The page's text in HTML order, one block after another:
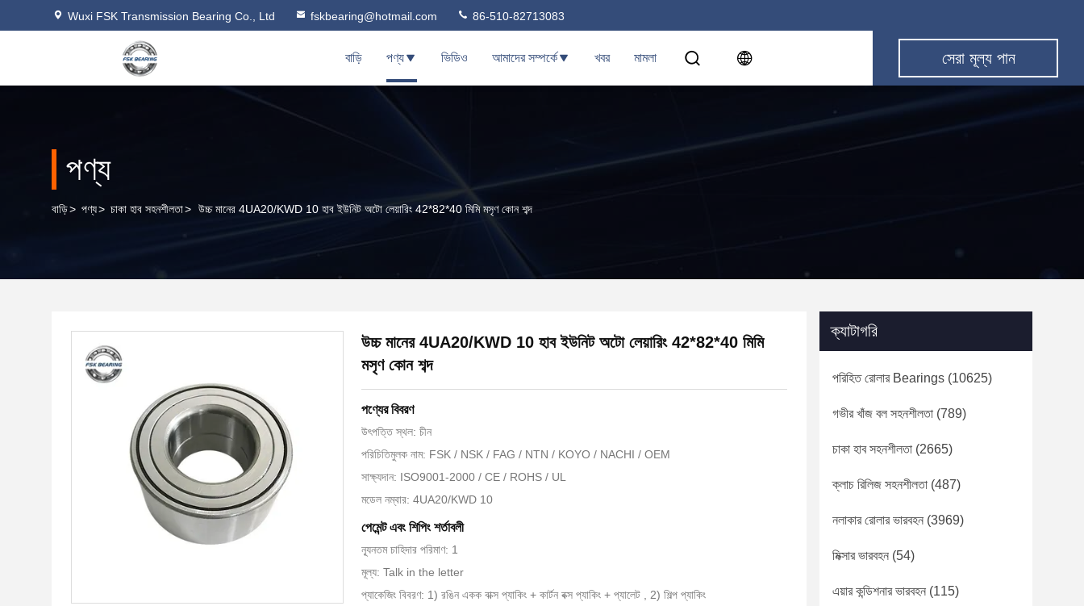
Wuxi FSK Transmission Bearing Co., Ltd fskbearing@hotmail.com 86-510-82713083
বাড়ি পণ্য ভিডিও আমাদের সম্পর্কে খবর মামলা সেরা মূল্য পান
পণ্য
বাড়ি> পণ্য> চাকা হাব সহনশীলতা> উচ্চ মানের 4UA20/KWD 10 হাব ইউনিট অটো লেয়ারিং 42*82*40 মিমি মসৃণ কোন শব্দ
উচ্চ মানের 4UA20/KWD 10 হাব ইউনিট অটো লেয়ারিং 42*82*40 মিমি
মসৃণ কোন শব্দ
পণ্যের বিবরণ
উৎপত্তি স্থল: চীন
পরিচিতিমুলক নাম: FSK / NSK / FAG / NTN / KOYO / NACHI / OEM
সাক্ষ্যদান: ISO9001-2000 / CE / ROHS / UL
মডেল নম্বার: 4UA20/KWD 10
পেমেন্ট এবং শিপিং শর্তাবলী
ন্যূনতম চাহিদার পরিমাণ: 1
মূল্য: Talk in the letter
প্যাকেজিং বিবরণ: 1) রঙিন একক বাক্স প্যাকিং + কার্টন বক্স প্যাকিং + প্যালেট , 2) শিল্প প্যাকিং
ক্যাটাগরি
পরিহিত রোলার Bearings (10625)
গভীর খাঁজ বল সহনশীলতা (789)
চাকা হাব সহনশীলতা (2665)
ক্লাচ রিলিজ সহনশীলতা (487)
নলাকার রোলার ভারবহন (3969)
মিক্সার ভারবহন (54)
এয়ার কন্ডিশনার ভারবহন (115)